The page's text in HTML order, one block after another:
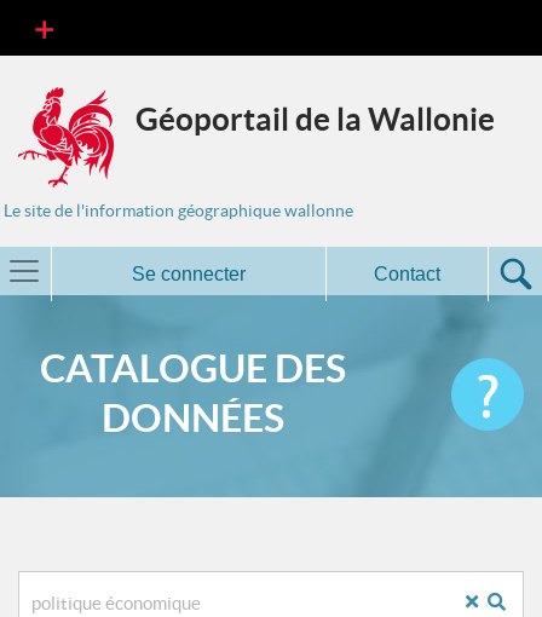
Géoportail de la Wallonie
Le site de l'information géographique wallonne
Se connecter Contact
CATALOGUE DES
DONNÉES